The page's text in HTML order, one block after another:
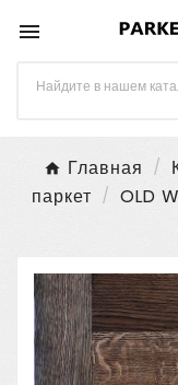

Главная
паркет
OLD